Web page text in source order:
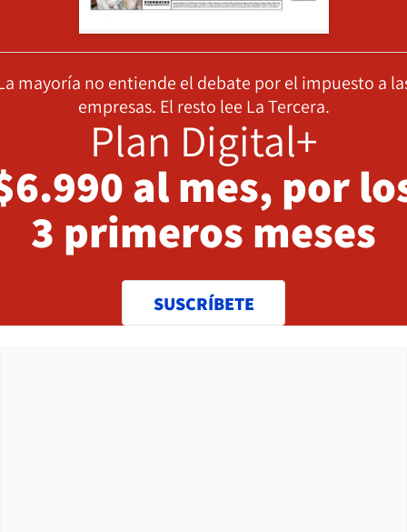
mayoría no entiende el debate por el impuesto a
empresas. El resto lee La Tercera.
Plan Digital+
al mes, por
3 primeros meses
SUSCRÍBETE